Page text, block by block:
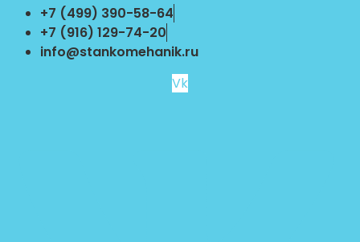
Перейти
содержимому
+7 (499) 390-58-64
+7 (916) 129-74-20
info@stankomehanik.ru
Vk